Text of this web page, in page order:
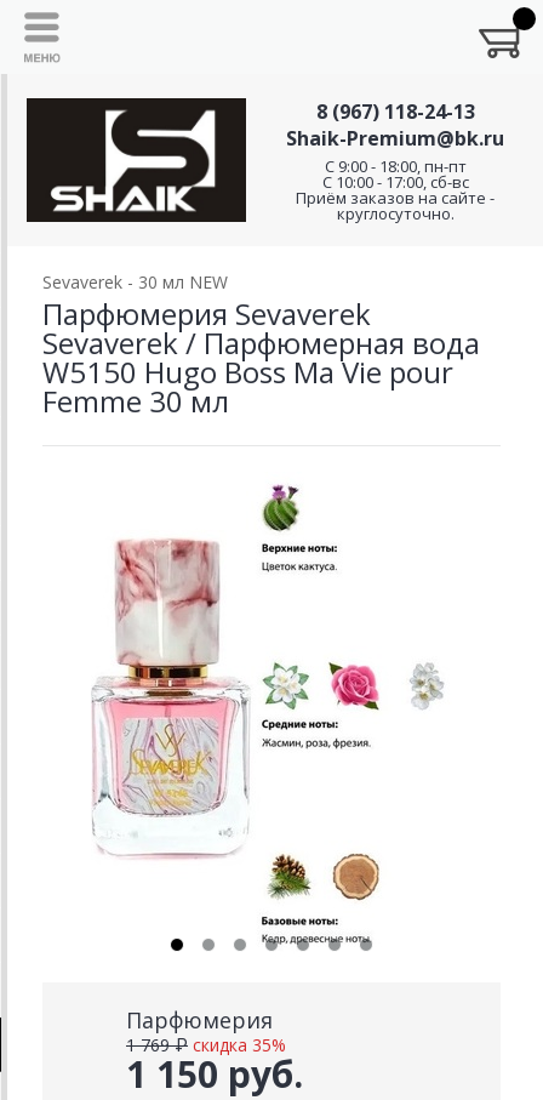
8 (967) 118-24-13
Shaik-Premium@bk.ru
C 9:00 - 18:00, пн-пт
С 10:00 - 17:00, сб-вс
Приём заказов на сайте -
круглосуточно.
Sevaverek - 30 мл NEW
Парфюмерия Sevaverek
Sevaverek / Парфюмерная вода
W5150 Hugo Boss Ma Vie pour
Femme 30 мл
Парфюмерия
1 150 руб.
1 769 ₽ скидка 35%